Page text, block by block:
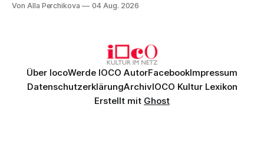
Genau so war der Abend im Kurhaus Wiesbaden, an dem
Von Alla Perchikova 04 Aug. 2026
Über IocoWerde IOCO AutorFacebookImpressum
DatenschutzerklärungArchivIOCO Kultur Lexikon
Erstellt mit Ghost